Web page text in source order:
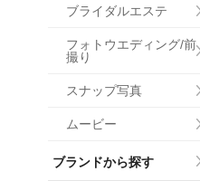
ブライダルエステ
フォトウエディング/前
撮り
スナップ写真
ムービー
ブランドから探す